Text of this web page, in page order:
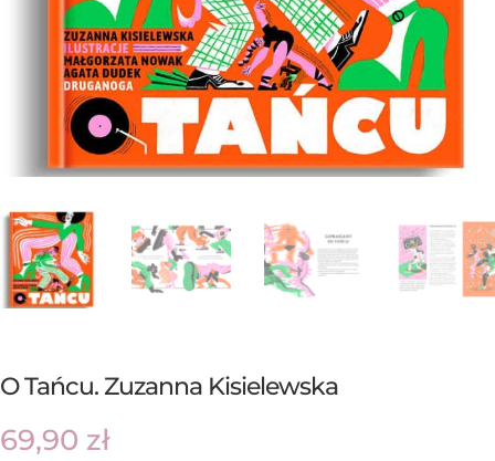
O Tańcu. Zuzanna Kisielewska
69,90 zł